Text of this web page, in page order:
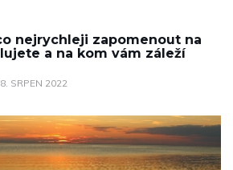
nejrychleji zapomenout na
a na kom vám záleží
SRPEN 2022